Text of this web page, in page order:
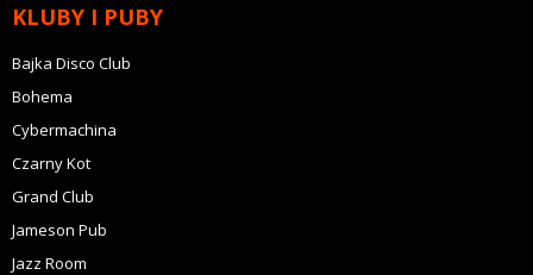
KLUBY I PUBY
Bajka Disco Club
Bohema
Cybermachina
Czarny Kot
Grand Club
Jameson Pub
Jazz Room